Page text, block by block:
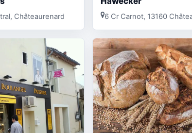
Châteaurenard 6 Cr Carnot, 13160